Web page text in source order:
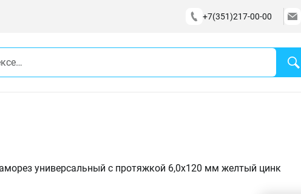
+7(351)217-00-00
универсальный с протяжкой 6,0х120 мм желтый цинк